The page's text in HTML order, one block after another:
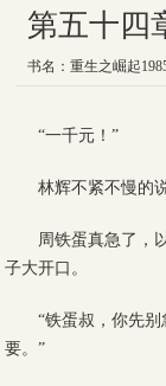
第五十四
书名： 重生之崛起
“一千元！”
林辉不紧不慢的
周铁蛋真急了，
子大开口。
“铁蛋叔，你先
要。”